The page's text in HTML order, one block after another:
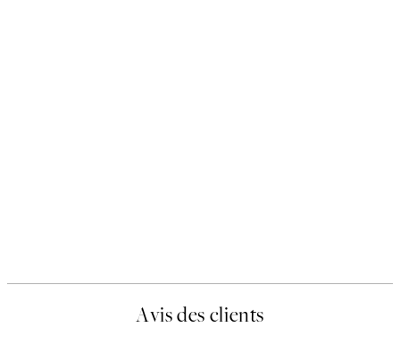
Avis des clients